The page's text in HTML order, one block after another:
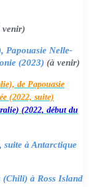
venir)
Papouasie Nelle-
(2023) (à venir)
de Papouasie
(2022, suite)
(2022, début du
suite à Antarctique
(Chili) à Ross Island